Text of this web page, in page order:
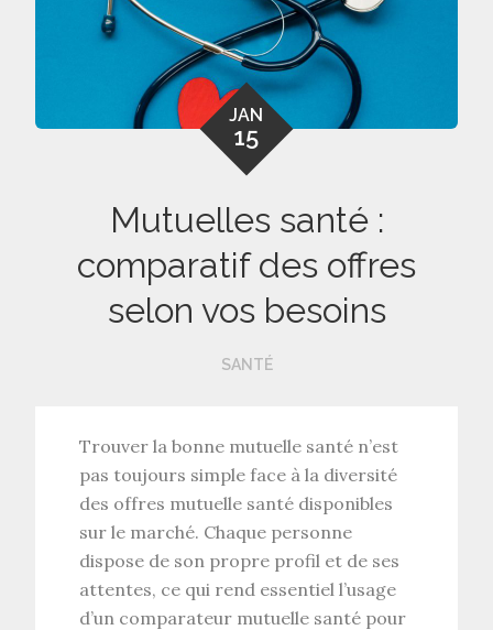
JAN
15
Mutuelles santé :
comparatif des offres
selon vos besoins
SANTÉ
Trouver labonne mutuelle santé n’est
pas toujours simple face à la diversité
des offres mutuelle santé disponibles
sur le marché. Chaque personne
dispose de son propre profil et de ses
attentes, ce qui rend essentiel l’usage
d’un comparateur mutuelle santé pour